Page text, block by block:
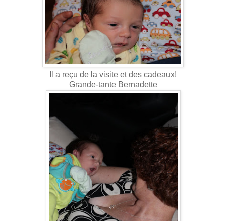
Il a reçu de la visite et des cadeaux!
Grande-tante Bernadette